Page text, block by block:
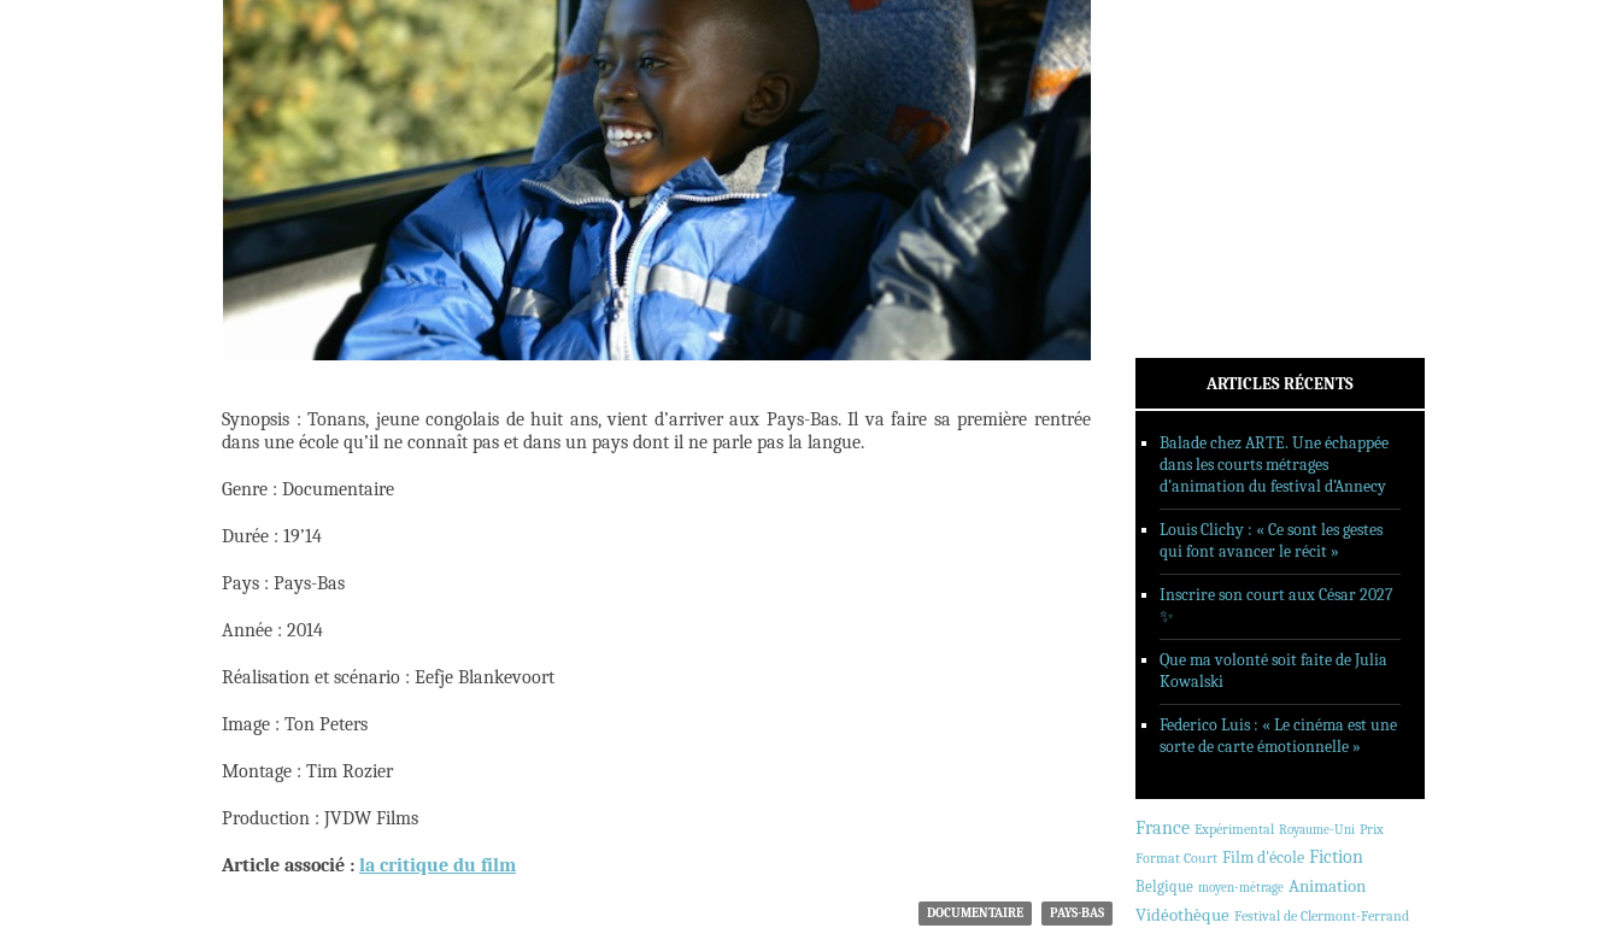
Synopsis : Tonans, jeune congolais de huit ans, vient d’arriver aux Pays-Bas. Il va faire sa première rentrée
dans une école qu’il ne connaît pas et dans un pays dont il ne parle pas la langue.
Genre : Documentaire
Durée : 19’14
Pays : Pays-Bas
Année : 2014
Réalisation et scénario : Eefje Blankevoort
Image : Ton Peters
Montage : Tim Rozier
Production : JVDW Films
Article associé : la critique du film
DOCUMENTAIRE PAYS-BAS
ARTICLES RÉCENTS
Balade chez ARTE. Une échappée
dans les courts métrages
d’animation du festival d’Annecy
Louis Clichy : « Ce sont les gestes
qui font avancer le récit »
Inscrire son court aux César 2027
✨
Que ma volonté soit faite de Julia
Kowalski
Federico Luis : « Le cinéma est une
sorte de carte émotionnelle »
France Expérimental Royaume-Uni Prix
Format Court Film d'école Fiction
Belgique moyen-métrage Animation
Vidéothèque Festival de Clermont-Ferrand